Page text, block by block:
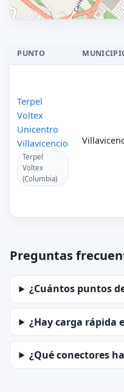
PUNTO
Terpel
Voltex
Unicentro
Villavicencio
Terpel
Voltex
(Columbia)
Preguntas
¿Cuántos puntos
¿Hay carga rápida
¿Qué conectores